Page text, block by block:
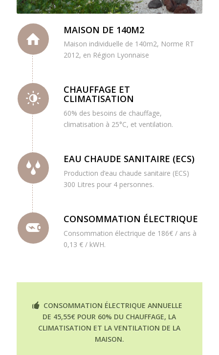
MAISON DE 140M2
Maison individuelle de 140m2, Norme RT
2012, en Région Lyonnaise
CHAUFFAGE ET
CLIMATISATION
60% des besoins de chauffage,
climatisation à 25°C, et ventilation.
EAU CHAUDE SANITAIRE (ECS)
Production d’eau chaude sanitaire (ECS)
300 Litres pour 4 personnes.
CONSOMMATION ÉLECTRIQUE
Consommation électrique de 186€ / ans à
0,13 € / kWH.
CONSOMMATION ÉLECTRIQUE ANNUELLE
DE 45,55€ POUR 60% DU CHAUFFAGE, LA
CLIMATISATION ET LA VENTILATION DE LA
MAISON.